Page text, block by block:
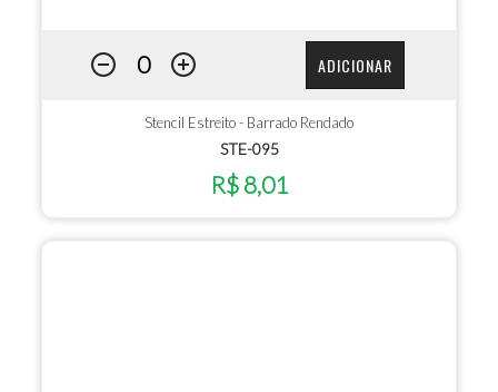
ADICIONAR
Stencil Estreito - Barrado Rendado
STE-095
R$ 8,01